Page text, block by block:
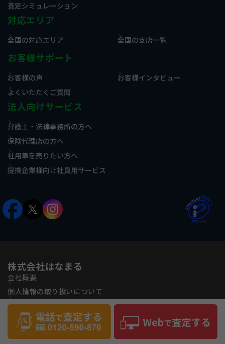
査定シミュレーション
対応エリア
全国の対応エリア 全国の支店一覧
お客様サポート
お客様の声
お客様インタビュー
よくいただくご質問
法人向けサービス
弁護士・法律事務所の方へ
保険代理店の方へ
社用車を売りたい方へ
提携企業様向け社員用サービス
株式会社はなまる
会社概要
個人情報の取り扱いについて
古物営業法に基づく表記
反社会的勢力に対する基本方針
サイトマップ